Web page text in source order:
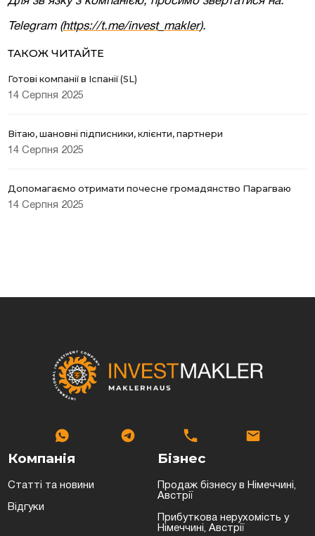
Telegram (https://t.me/invest_makler).
ТАКОЖ ЧИТАЙТЕ
Готові компанії в Іспанії (SL)
14 Серпня 2025
Вітаю, шановні підписники, клієнти, партнери
14 Серпня 2025
Допомагаємо отримати почесне громадянство Парагваю
14 Серпня 2025
Компанія
Статті та новини
Відгуки
Бізнес
Продаж бізнесу в Німеччині,
Австрії
Прибуткова нерухомість у
Німеччині, Австрії